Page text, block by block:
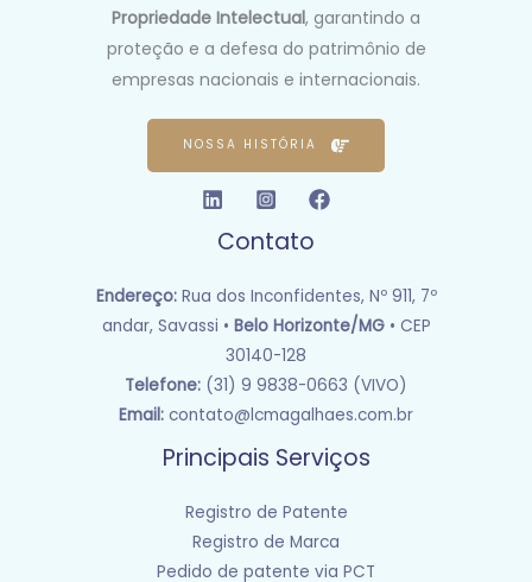
Propriedade Intelectual, garantindo a
proteção e a defesa do patrimônio de
empresas nacionais e internacionais.
NOSSA HISTÓRIA
Contato
Endereço:Rua dos Inconfidentes, Nº 911, 7º
andar, Savassi • Belo Horizonte/MG• CEP
30140-128
Telefone: (31) 9 9838-0663 (VIVO)
Email: contato@lcmagalhaes.com.br
Principais Serviços
Registro de Patente
Registro de Marca
Pedido de patente via PCT